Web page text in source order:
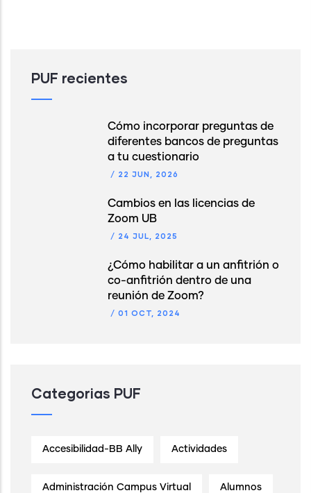
PUF recientes
Cómo incorporar preguntas de
diferentes bancos de preguntas
a tu cuestionario
/ 22 JUN, 2026
Cambios en las licencias de
Zoom UB
/ 24 JUL, 2025
¿Cómo habilitar a un anfitrión o
co-anfitrión dentro de una
reunión de Zoom?
/ 01 OCT, 2024
Categorias PUF
Accesibilidad-BB Ally Actividades
Administración Campus Virtual Alumnos